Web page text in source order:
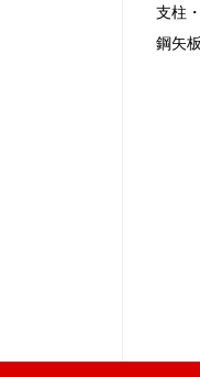
支柱
鋼矢